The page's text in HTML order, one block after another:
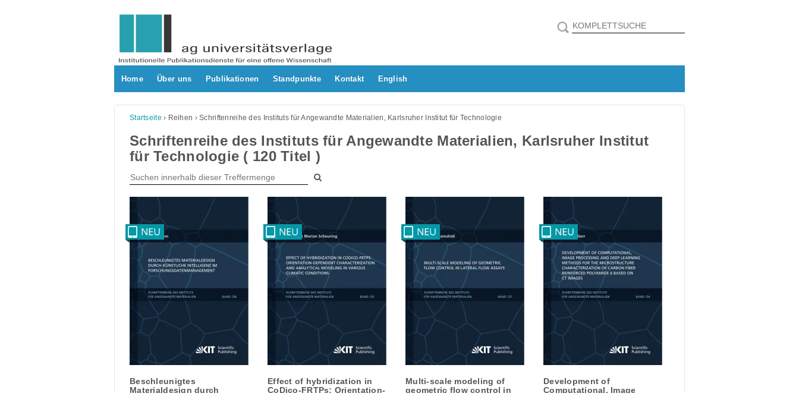
Home Über uns Publikationen Standpunkte Kontakt English
Startseite › Reihen ›Schriftenreihe des Instituts für Angewandte Materialien, Karlsruher Institut für Technologie
Schriftenreihe des Instituts für Angewandte Materialien, Karlsruher Institut
für Technologie ( 120 Titel )
Beschleunigtes
Materialdesign durch
Effect of hybridization in
CoDico-FRTPs: Orientation-
Multi-scale modeling of
geometric flow control in
Development of
Computational, Image